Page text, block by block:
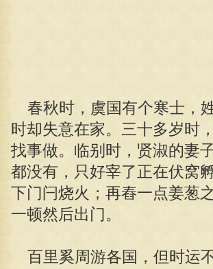
春秋时，虞国有个寒士，
时却失意在家。三十多岁时
找事做。临别时，贤淑的妻
都没有，只好宰了正在伏窝
下门闩烧火；再舂一点姜葱
一顿然后出门。
百里奚周游各国，但时运